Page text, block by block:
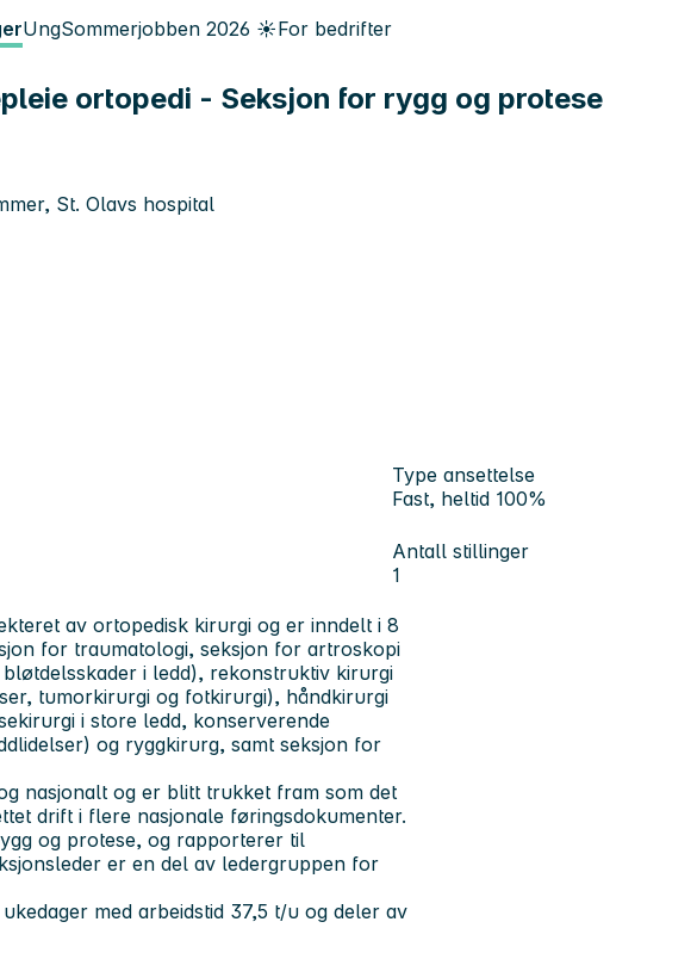
UngSommerjobben 2026 ☀️For bedrifter
ortopedi - Seksjon for rygg og protese
St. Olavs hospital
Type ansettelse
Fast, heltid 100%
Antall stillinger
1
av ortopedisk kirurgi og er inndelt i 8
for traumatologi, seksjon for artroskopi
i ledd), rekonstruktiv kirurgi
tumorkirurgi og fotkirurgi), håndkirurgi
i store ledd, konserverende
og ryggkirurg, samt seksjon for
nasjonalt og er blitt trukket fram som det
drift i flere nasjonale føringsdokumenter.
og protese, og rapporterer til
er en del av ledergruppen for
med arbeidstid 37,5 t/u og deler av